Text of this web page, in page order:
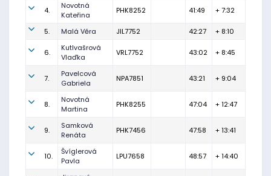
4.
Novotná
Kateřina
PHK8252 41:49 + 7:32
5. Malá Věra JIL7752 42:27 + 8:10
6.
Kutlvašrová
Vlaďka
VRL7752 43:02 + 8:45
7.
Pavelcová
Gabriela
NPA7851 43:21 + 9:04
8.
Novotná
Martina
PHK8255 47:04 + 12:47
9.
Samková
Renáta
PHK7456 47:58 + 13:41
10.
Švíglerová
Pavla
LPU7658 48:57 + 14:40